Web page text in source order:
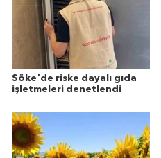
Söke'de riske dayalı gıda
işletmeleri denetlendi